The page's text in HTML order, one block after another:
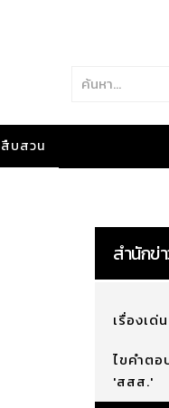
บสวน
สำนักข่
เรื่องเด่
ไขคำต
'สสส.'